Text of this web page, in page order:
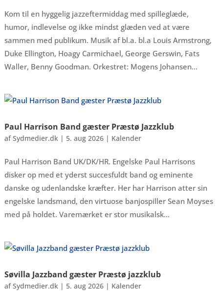
Kom til en hyggelig jazzeftermiddag med spilleglæde,
humor, indlevelse og ikke mindst glæden ved at være
sammen med publikum. Musik af bl.a. bl.a Louis Armstrong,
Duke Ellington, Hoagy Carmichael, George Gerswin, Fats
Waller, Benny Goodman. Orkestret: Mogens Johansen...
Paul Harrison Band gæster Præstø Jazzklub
afSydmedier.dk| 5. aug 2026| Kalender
Paul Harrison Band UK/DK/HR. Engelske Paul Harrisons
disker op med et yderst succesfuldt band og eminente
danske og udenlandske kræfter. Her har Harrison atter sin
engelske landsmand, den virtuose banjospiller Sean Moyses
med på holdet. Varemærket er stor musikalsk...
Søvilla Jazzband gæster Præstø jazzklub
afSydmedier.dk| 5. aug 2026| Kalender